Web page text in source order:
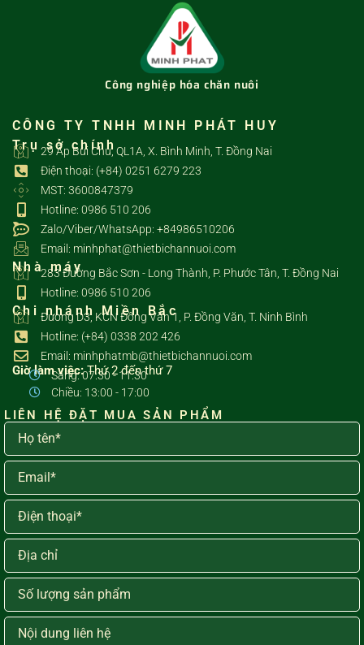
Công nghiệp hóa chăn nuôi
CÔNG TY TNHH MINH PHÁT HUY
Trụ sở chính
29 Ấp Bùi Chu, QL1A, X. Bình Minh, T. Đồng Nai
Điện thoại: (+84) 0251 6279 223
MST: 3600847379
Hotline: 0986 510 206
Zalo/Viber/WhatsApp: +84986510206
Email: minhphat@thietbichannuoi.com
Nhà máy
283 Đường Bắc Sơn - Long Thành, P. Phước Tân, T. Đồng Nai
Hotline: 0986 510 206
Chi nhánh Miền Bắc
Đường D3, KCN Đồng Văn 1, P. Đồng Văn, T. Ninh Bình
Hotline: (+84) 0338 202 426
Email: minhphatmb@thietbichannuoi.com
Giờ làm việc:Thứ 2 đến thứ 7
Sáng: 07:30 - 11:30
Chiều: 13:00 - 17:00
LIÊN HỆ ĐẶT MUA SẢN PHẨM